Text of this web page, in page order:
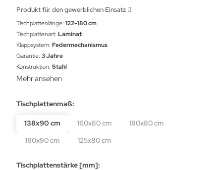
Produkt für den gewerblichen Einsatz
Tischplattenlänge: 122-180 cm
Tischplattenart: Laminat
Klappsystem: Federmechanismus
Garantie: 3 Jahre
Konstruktion: Stahl
Mehr ansehen
Tischplattenmaß:
138x90 cm 160x80 cm
180x80 cm
180x90 cm
125x80 cm
Tischplattenstärke [mm]: